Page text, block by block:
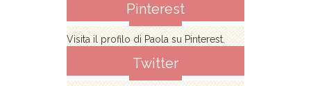
Pinterest
Visita il profilo di Paola su Pinterest.
Twitter